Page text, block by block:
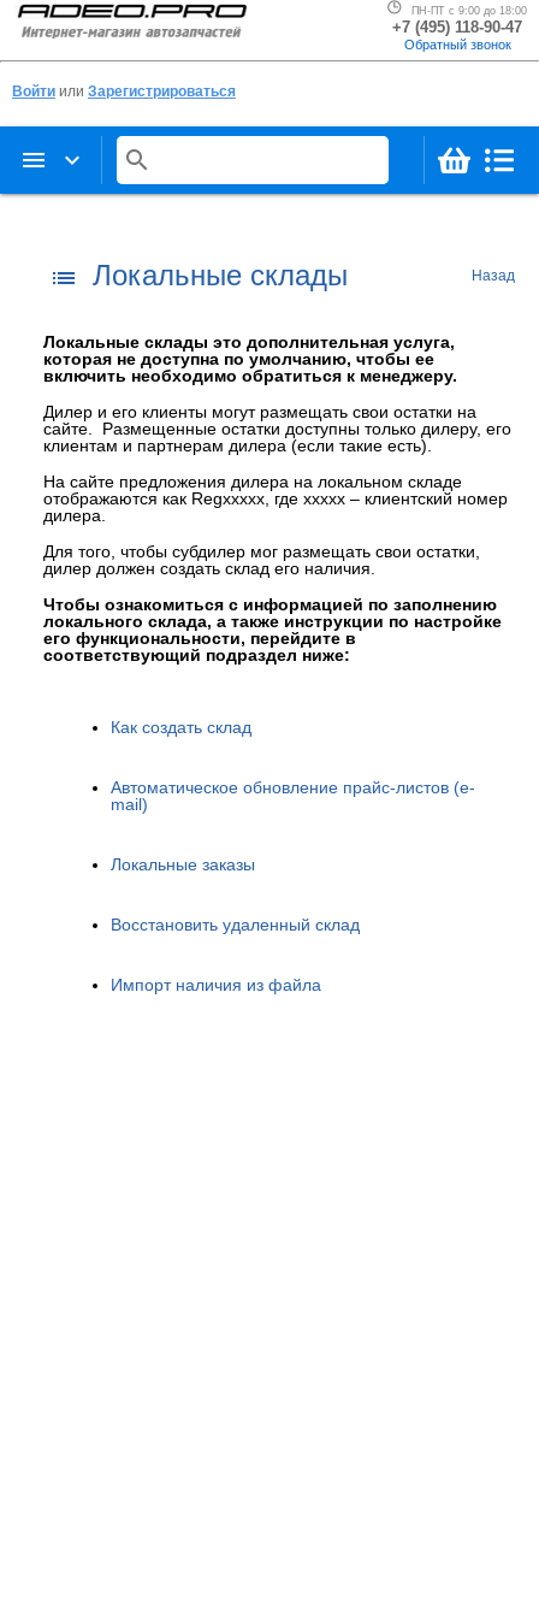
ПН-ПТ с 9:00 до 18:00
+7 (495) 118-90-47
Обратный звонок
Войти или Зарегистрироваться
menu keyboard_arrow_down search
list Локальные склады Назад
Локальные склады это дополнительная услуга,
которая не доступна по умолчанию, чтобы ее
включить необходимо обратиться к менеджеру.
Дилер и его клиенты могут размещать свои остатки на
сайте. Размещенные остатки доступны только дилеру, его
клиентам и партнерам дилера (если такие есть).
На сайте предложения дилера на локальном складе
отображаются как Regxxxxx, где xxxxx – клиентский номер
дилера.
Для того, чтобы субдилер мог размещать свои остатки,
дилер должен создать склад его наличия.
Чтобы ознакомиться с информацией по заполнению
локального склада, а также инструкции по настройке
его функциональности, перейдите в
соответствующий подраздел ниже:
Как создать склад
Автоматическое обновление прайс-листов (e-
mail)
Локальные заказы
Восстановить удаленный склад
Импорт наличия из файла